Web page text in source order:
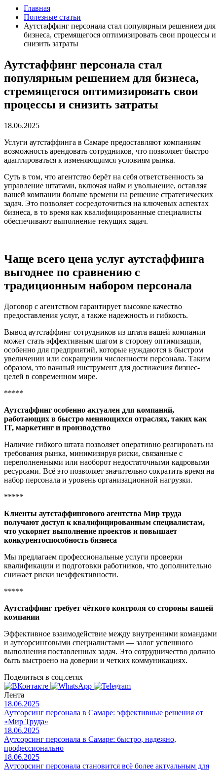
Главная
Полезные статьи
Аутстаффинг персонала стал популярным решением для
бизнеса, стремящегося оптимизировать свои процессы и
снизить затраты
Аутстаффинг персонала стал
популярным решением для бизнеса,
стремящегося оптимизировать свои
процессы и снизить затраты
18.06.2025
Услуги аутстаффинга в Самаре предоставляют компаниям
возможность арендовать сотрудников, что позволяет быстро
адаптироваться к изменяющимся условиям рынка.
Суть в том, что агентство берёт на себя ответственность за
управление штатами, включая найм и увольнение, оставляя
вашей компании больше времени на решение стратегических
задач. Это позволяет сосредоточиться на ключевых аспектах
бизнеса, в то время как квалифицированные специалисты
обеспечивают выполнение текущих задач.
Чаще всего цена услуг аутстаффинга
выгоднее по сравнению с
традиционным набором персонала
Договор с агентством гарантирует высокое качество
предоставления услуг, а также надежность и гибкость.
Вывод аутстаффинг сотрудников из штата вашей компании
может стать эффективным шагом в сторону оптимизации,
особенно для предприятий, которые нуждаются в быстром
увеличении или сокращении численности персонала. Таким
образом, это важный инструмент для достижения бизнес-
целей в современном мире.
*****
Аутстаффинг особенно актуален для компаний,
работающих в быстро меняющихся отраслях, таких как
IT, маркетинг и производство
Наличие гибкого штата позволяет оперативно реагировать на
требования рынка, минимизируя риски, связанные с
переполненными или наоборот недостаточными кадровыми
ресурсами. Всё это позволяет значительно сократить время на
набор персонала и уровень организационной нагрузки.
*****
Клиенты аутстаффингового агентства Мир труда
получают доступ к квалифицированным специалистам,
что ускоряет выполнение проектов и повышает
конкурентоспособность бизнеса
Мы предлагаем профессиональные услуги проверки
квалификации и подготовки работников, что дополнительно
снижает риски неэффективности.
*****
Аутстаффинг требует чёткого контроля со стороны вашей
компании
Эффективное взаимодействие между внутренними командами
и аутсорсинговыми специалистами — залог успешного
выполнения поставленных задач. Это сотрудничество должно
быть выстроено на доверии и четких коммуникациях.
Поделиться в соц.сетях
Лента
18.06.2025
Аутсорсинг персонала в Самаре: эффективные решения от
«Мир Труда»
18.06.2025
Аутсорсинг персонала в Самаре: быстро, надежно,
профессионально
18.06.2025
Аутсорсинг персонала становится всё более актуальным для